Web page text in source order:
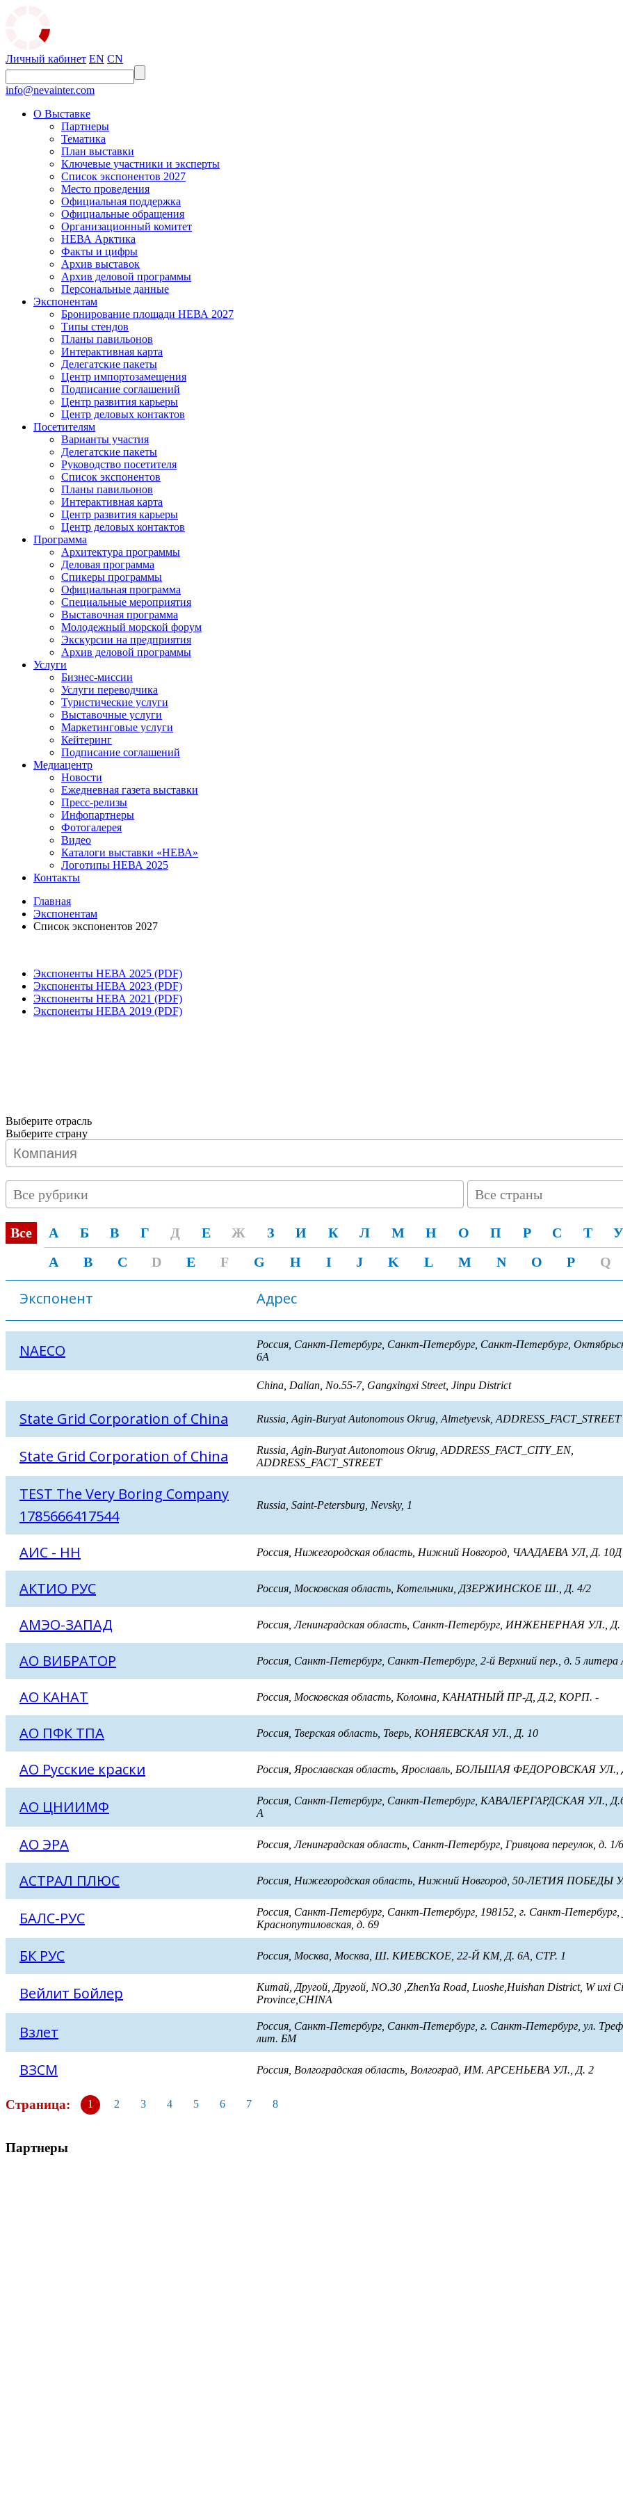
Личный кабинет EN CN
info@nevainter.com
О Выставке
Партнеры
Тематика
План выставки
Ключевые участники и эксперты
Список экспонентов 2027
Место проведения
Официальная поддержка
Официальные обращения
Организационный комитет
НЕВА Арктика
Факты и цифры
Архив выставок
Архив деловой программы
Персональные данные
Экспонентам
Бронирование площади НЕВА 2027
Типы стендов
Планы павильонов
Интерактивная карта
Делегатские пакеты
Центр импортозамещения
Подписание соглашений
Центр развития карьеры
Центр деловых контактов
Посетителям
Варианты участия
Делегатские пакеты
Руководство посетителя
Список экспонентов
Планы павильонов
Интерактивная карта
Центр развития карьеры
Центр деловых контактов
Программа
Архитектура программы
Деловая программа
Спикеры программы
Официальная программа
Специальные мероприятия
Выставочная программа
Молодежный морской форум
Экскурсии на предприятия
Архив деловой программы
Услуги
Бизнес-миссии
Услуги переводчика
Туристические услуги
Выставочные услуги
Маркетинговые услуги
Кейтеринг
Подписание соглашений
Медиацентр
Новости
Ежедневная газета выставки
Пресс-релизы
Инфопартнеры
Фотогалерея
Видео
Каталоги выставки «НЕВА»
Логотипы НЕВА 2025
Контакты
Главная
Экспонентам
Список экспонентов 2027
Экспоненты НЕВА 2025 (PDF)
Экспоненты НЕВА 2023 (PDF)
Экспоненты НЕВА 2021 (PDF)
Экспоненты НЕВА 2019 (PDF)
Выберите отрасль
Выберите страну
Все рубрики Все страны
Все А Б В Г Д Е Ж З И К Л М Н О П Р С Т У
A
B C D E F G H I J K L M N O P Q
Экспонент Адрес
NAECO
Россия, Санкт-Петербург, Санкт-Петербург, Санкт-Петербург,
6А
China, Dalian, No.55-7, Gangxingxi Street, Jinpu District
State Grid Corporation of China Russia, Agin-Buryat Autonomous Okrug, Almetyevsk, ADDRESS_FACT_STREET
State Grid Corporation of China
Russia, Agin-Buryat Autonomous Okrug, ADDRESS_FACT_CITY_EN,
ADDRESS_FACT_STREET
TEST The Very Boring Company
1785666417544
Russia, Saint-Petersburg, Nevsky, 1
АИС - НН Россия, Нижегородская область, Нижний Новгород, ЧААДАЕВА УЛ, Д. 10Д
АКТИО РУС Россия, Московская область, Котельники, ДЗЕРЖИНСКОЕ Ш., Д. 4/2
АМЭО-ЗАПАД Россия, Ленинградская область, Санкт-Петербург, ИНЖЕНЕРНАЯ УЛ., Д.
АО ВИБРАТОР Россия, Санкт-Петербург, Санкт-Петербург, 2-й Верхний пер., д. 5 литера
АО КАНАТ Россия, Московская область, Коломна, КАНАТНЫЙ ПР-Д, Д.2, КОРП. -
АО ПФК ТПА Россия, Тверская область, Тверь, КОНЯЕВСКАЯ УЛ., Д. 10
АО Русские краски Россия, Ярославская область, Ярославль, БОЛЬШАЯ ФЕДОРОВСКАЯ УЛ.,
АО ЦНИИМФ
Россия, Санкт-Петербург, Санкт-Петербург, КАВАЛЕРГАРДСКАЯ УЛ.,
А
АО ЭРА Россия, Ленинградская область, Санкт-Петербург, Гривцова переулок, д.
АСТРАЛ ПЛЮС Россия, Нижегородская область, Нижний Новгород, 50-ЛЕТИЯ ПОБЕДЫ
БАЛС-РУС
Россия, Санкт-Петербург, Санкт-Петербург, 198152, г. Санкт-Петербург,
Краснопутиловская, д. 69
БК РУС Россия, Москва, Москва, Ш. КИЕВСКОЕ, 22-Й КМ, Д. 6А, СТР. 1
Вейлит Бойлер
Китай, Другой, Другой, NO.30 ,ZhenYa Road, Luoshe,Huishan District, W uxi
Province,CHINA
Взлет
Россия, Санкт-Петербург, Санкт-Петербург, г. Санкт-Петербург, ул.
лит. БМ
ВЗСМ Россия, Волгоградская область, Волгоград, ИМ. АРСЕНЬЕВА УЛ., Д. 2
Страница: 1 2 3 4 5 6 7 8
Партнеры